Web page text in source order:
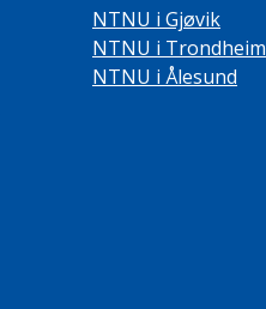
NTNU i Gjøvik
NTNU i Trondheim
NTNU i Ålesund